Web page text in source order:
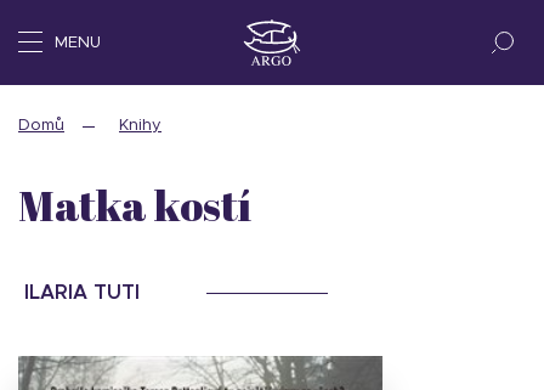
MENU
Domů Knihy
Matka kostí
ILARIA TUTI